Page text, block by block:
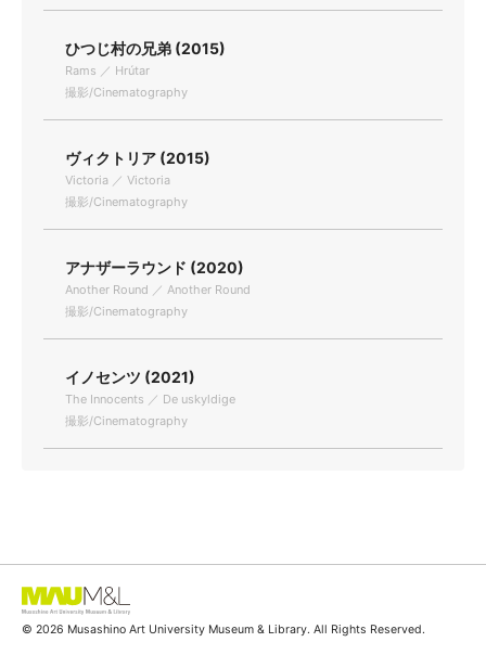
ひつじ村の兄弟 (2015)
Rams ／ Hrútar
撮影/Cinematography
ヴィクトリア (2015)
Victoria ／ Victoria
撮影/Cinematography
アナザーラウンド (2020)
Another Round ／ Another Round
撮影/Cinematography
イノセンツ (2021)
The Innocents ／ De uskyldige
撮影/Cinematography
© 2026 Musashino Art University Museum & Library. All Rights Reserved.